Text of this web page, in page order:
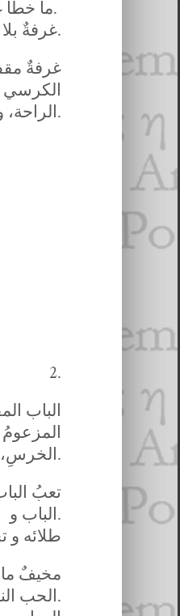
ما خطأ غرفةٍ مقفلة نافذتها، أكتافها بلا أشرعة وزواياها بلا قميص.
غرفةٌ بلا قميص بلا عزلة، بلا دمعة.
غرفةٌ
الكرسي
الراحة، ولا سرير، لا مروحة في السقفِ تخلي الجبين َ من المطر.
2.
الباب
الخرسِ، نفاذها عن العابرين ضمورهم.
تعبُ
الباب و.
طلائه و
مخيفٌ ما
الحب الناقصة على.